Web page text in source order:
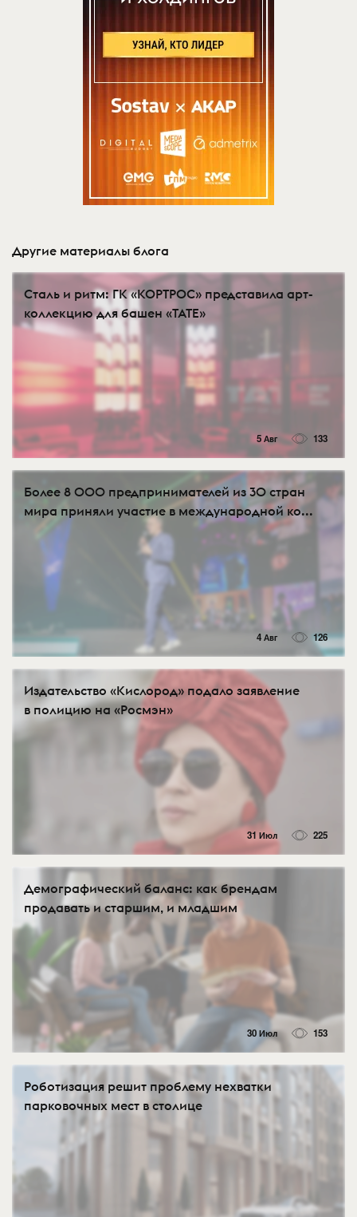
Другие материалы блога
Сталь и ритм: ГК «КОРТРОС» представила арт-
коллекцию для башен «TATE»
5 Авг 133
Более 8 000 предпринимателей из 30 стран
мира приняли участие в международной ко...
4 Авг 126
Издательство «Кислород» подало заявление
в полицию на «Росмэн»
31 Июл 225
Демографический баланс: как брендам
продавать и старшим, и младшим
30 Июл 153
Роботизация решит проблему нехватки
парковочных мест в столице